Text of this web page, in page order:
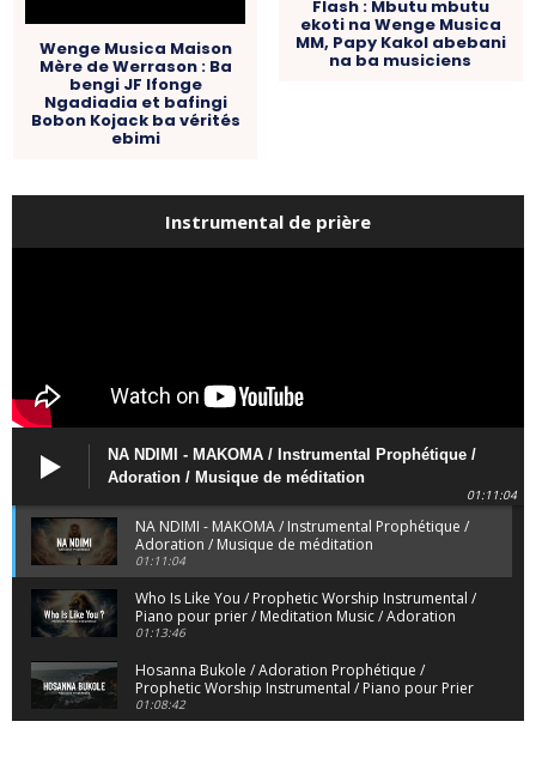
Wenge Musica Maison
Mère de Werrason : Ba
bengi JF Ifonge
Ngadiadia et bafingi
Bobon Kojack ba vérités
ebimi
Flash : Mbutu mbutu
ekoti na Wenge Musica
MM, Papy Kakol abebani
na ba musiciens
Instrumental de prière
NA NDIMI - MAKOMA / Instrumental Prophétique /
Adoration / Musique de méditation
01:11:04
NA NDIMI - MAKOMA / Instrumental Prophétique /
Adoration / Musique de méditation
01:11:04
Who Is Like You / Prophetic Worship Instrumental /
Piano pour prier / Meditation Music / Adoration
01:13:46
Hosanna Bukole / Adoration Prophétique /
Prophetic Worship Instrumental / Piano pour Prier
01:08:42